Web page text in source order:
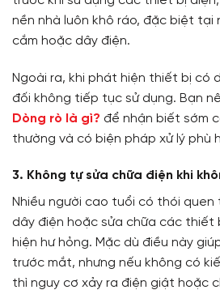
nền nhà luôn khô ráo, đặc biệt tại
cắm hoặc dây điện.
Ngoài ra, khi phát hiện thiết bị có
đối không tiếp tục sử dụng. Bạn
Dòng rò là gì? để nhận biết sớm
thường và có biện pháp xử lý phù
3. Không tự sửa chữa điện khi
Nhiều người cao tuổi có thói quen
dây điện hoặc sửa chữa các thiết
hiện hư hỏng. Mặc dù điều này
trước mắt, nhưng nếu không có
thì nguy cơ xảy ra điện giật hoặc